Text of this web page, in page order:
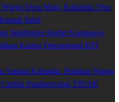
Desa Maja, Kalianda: Dua
Sakit
Stekholder Hadiri Kampanye
Kantor Operasional KPI
Kalianda, Puluhan Warga
Pandanwangi TIDAK